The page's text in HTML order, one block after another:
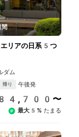
エリアの日系5つ
ダム
帰り 午後発
〜
最大5% たまる